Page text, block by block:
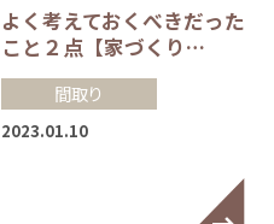
よく考えておくべきだった
こと２点【家づくり…
間取り
2023.01.10